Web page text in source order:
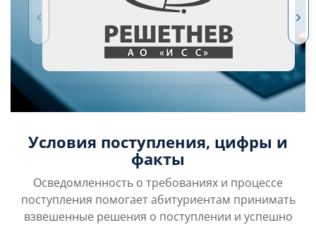
Условия поступления, цифры и
факты
Осведомленность о требованиях и процессе
поступления помогает абитуриентам принимать
взвешенные решения о поступлении и успешно